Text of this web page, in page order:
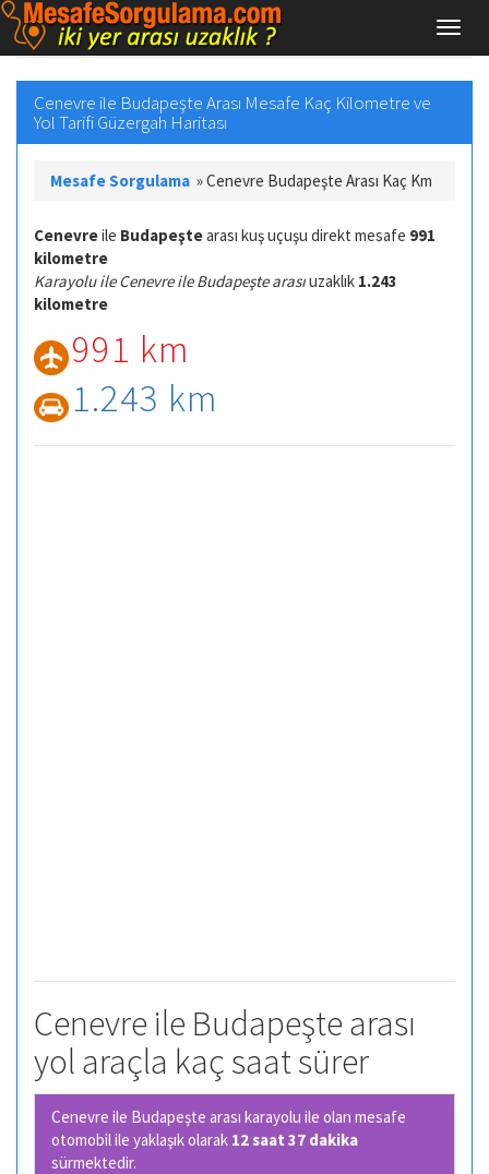
Cenevre ile Budapeşte Arası Mesafe Kaç Kilometre ve
Yol Tarifi Güzergah Haritası
Mesafe Sorgulama »Cenevre Budapeşte Arası Kaç Km
Cenevreile Budapeştearası kuş uçuşu direkt mesafe 991
kilometre
Karayolu ile Cenevre ile Budapeşte arasıuzaklık 1.243
kilometre
991 km
1.243 km
Cenevre ile Budapeşte arası
yol araçla kaç saat sürer
Cenevre ile Budapeşte arası karayolu ile olan mesafe
otomobil ile yaklaşık olarak 12 saat 37 dakika
sürmektedir.